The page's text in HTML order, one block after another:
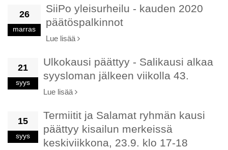
26
marras
SiiPo yleisurheilu - kauden 2020
päätöspalkinnot
Lue lisää
21
syys
Ulkokausi päättyy - Salikausi alkaa
syysloman jälkeen viikolla 43.
Lue lisää
15
syys
Termiitit ja Salamat ryhmän kausi
päättyy kisailun merkeissä
keskiviikkona, 23.9. klo 17-18